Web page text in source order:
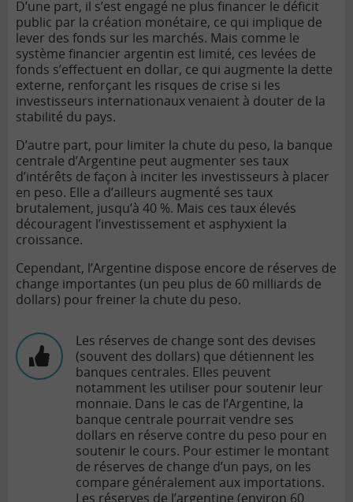
D’une part, il s’est engagé ne plus financer le déficit
public par la création monétaire, ce qui implique de
lever des fonds sur les marchés. Mais comme le
système financier argentin est limité, ces levées de
fonds s’effectuent en dollar, ce qui augmente la dette
externe, renforçant les risques de crise si les
investisseurs internationaux venaient à douter de la
stabilité du pays.
D’autre part, pour limiter la chute du peso, la banque
centrale d’Argentine peut augmenter ses taux
d’intérêts de façon à inciter les investisseurs à placer
en peso. Elle a d’ailleurs augmenté ses taux
brutalement, jusqu’à 40 %. Mais ces taux élevés
découragent l’investissement et asphyxient la
croissance.
Cependant, l’Argentine dispose encore de réserves de
change importantes (un peu plus de 60 milliards de
dollars) pour freiner la chute du peso.
Les réserves de change sont des devises
(souvent des dollars) que détiennent les
banques centrales. Elles peuvent
notamment les utiliser pour soutenir leur
monnaie. Dans le cas de l’Argentine, la
banque centrale pourrait vendre ses
dollars en réserve contre du peso pour en
soutenir le cours. Pour estimer le montant
de réserves de change d’un pays, on les
compare généralement aux importations.
Les réserves de l’argentine (environ 60